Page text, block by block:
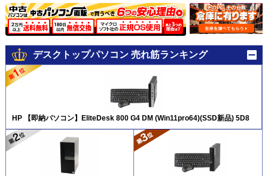
デスクトップパソコン 売れ筋ランキング
HP 【即納パソコン】EliteDesk 800 G4 DM (Win11pro64)(SSD新品) 5D8